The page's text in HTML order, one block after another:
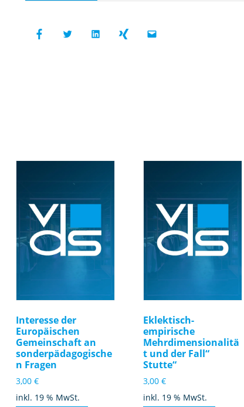
Interesse der
Europäischen
Gemeinschaft an
sonderpädagogische
n Fragen
3,00 €
inkl. 19 % MwSt.
Eklektisch-
empirische
Mehrdimensionalitä
t und der Fall“
Stutte“
3,00 €
inkl. 19 % MwSt.